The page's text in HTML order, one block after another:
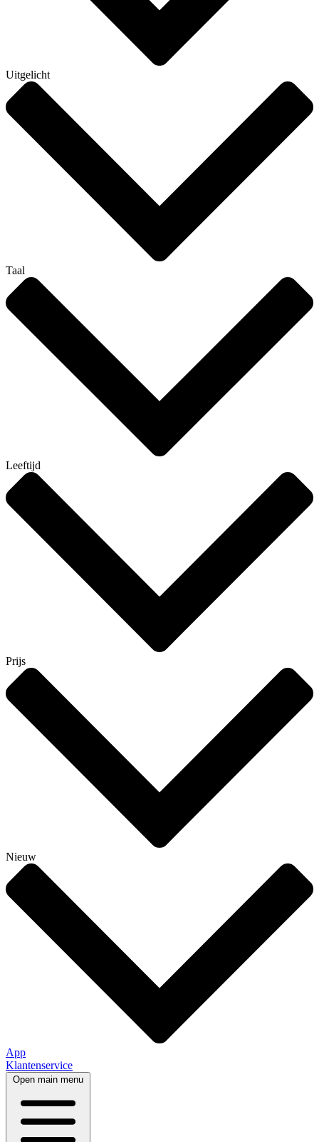
Uitgelicht
Taal
Leeftijd
Prijs
Nieuw
App
Klantenservice
Open main menu